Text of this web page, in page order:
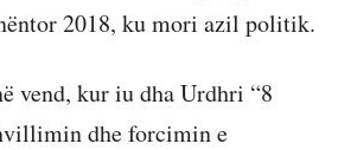
2018, ku mori azil politik.
vend, kur iu dha Urdhri “8
dhe forcimin e